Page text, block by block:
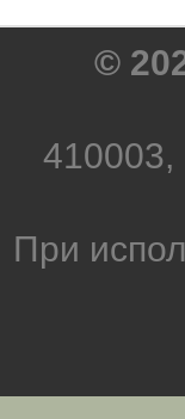
©
410003,
При